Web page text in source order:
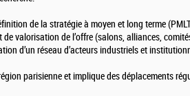
de la stratégie à moyen et long terme
valorisation de l’offre (salons, alliances,
d’un réseau d’acteurs industriels et
parisienne et implique des déplacements